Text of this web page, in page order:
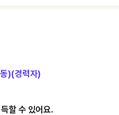
)(경력자)
할 수 있어요.